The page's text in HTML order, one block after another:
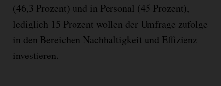
(46,3 Prozent) und in Personal (45 Prozent),
lediglich 15 Prozent wollen der Umfrage zufolge
in den Bereichen Nachhaltigkeit und Effizienz
investieren.